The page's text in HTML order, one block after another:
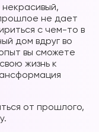
не дает
с чем-то в
дом вдруг во
вы сможете
жизнь к
от прошлого,